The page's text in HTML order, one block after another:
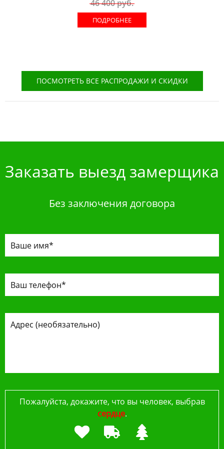
46 400руб.
ПОДРОБНЕЕ
ПОСМОТРЕТЬ ВСЕ РАСПРОДАЖИ И СКИДКИ
Заказать выезд замерщика
Без заключения договора
Пожалуйста, докажите, что вы человек, выбрав
сердце.